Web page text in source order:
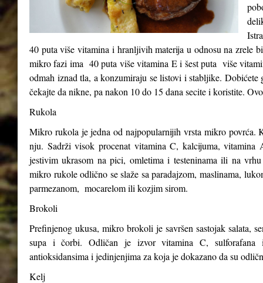
40 puta više vitamina i hranljivih materija u odnosu na zrele
mikro fazi ima 40 puta više vitamina E i šest puta više
odmah iznad tla, a konzumiraju se listovi i stabljike. Dobićete
čekajte da nikne, pa nakon 10 do 15 dana secite i koristite.
Rukola
Mikro rukola je jedna od najpopularnijih vrsta mikro povrća.
nju. Sadrži visok procenat vitamina C, kalcijuma,
jestivim ukrasom na pici, omletima i testeninama ili na
mikro rukole odlično se slaže sa paradajzom, maslinama,
parmezanom, mocarelom ili kozjim sirom.
Brokoli
Prefinjenog ukusa, mikro brokoli je savršen sastojak salata,
supa i čorbi. Odličan je izvor vitamina C,
antioksidansima i jedinjenjima za koja je dokazano da su
Kelj